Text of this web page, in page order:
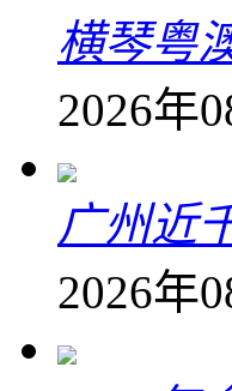
横琴粤
2026年
广州近
2026年